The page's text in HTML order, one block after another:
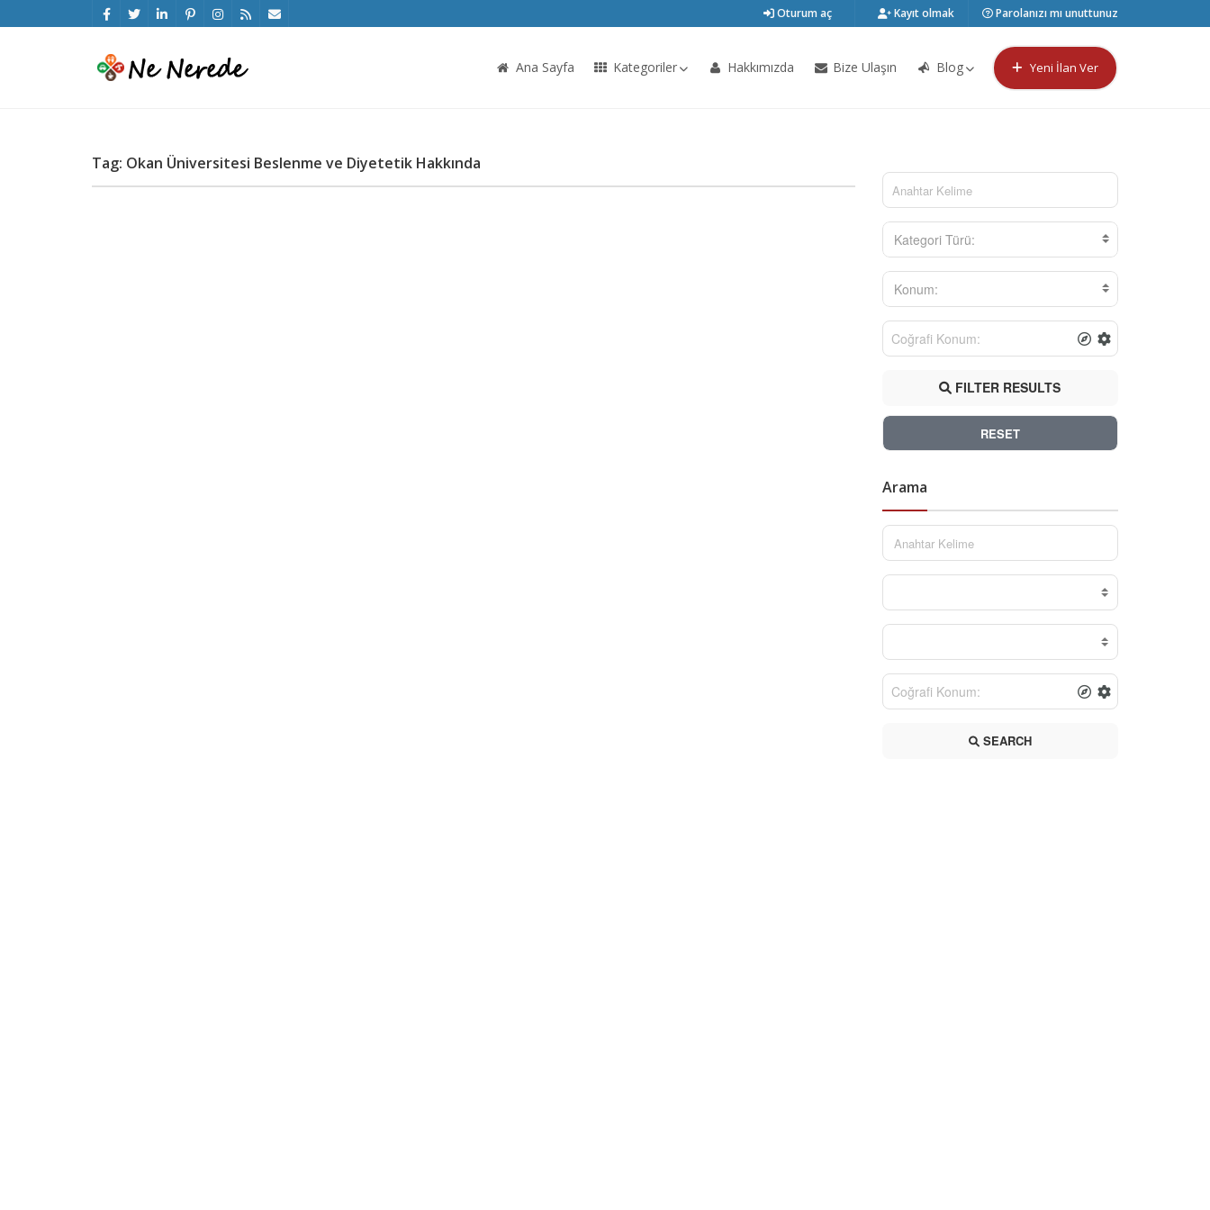
Oturum aç Kayıt olmak Parolanızı mı unuttunuz
Ana Sayfa Kategoriler Hakkımızda Bize Ulaşın Blog Yeni İlan Ver
Tag: Okan Üniversitesi Beslenme ve Diyetetik Hakkında
Kategori Türü:
Konum:
FILTER RESULTS
RESET
Arama
SEARCH